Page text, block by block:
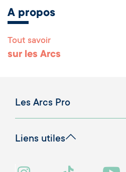
A propos
Tout savoir
sur les Arcs
Les Arcs Pro
Liens utiles